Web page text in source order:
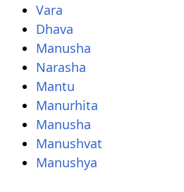
Vara
Dhava
Manusha
Narasha
Mantu
Manurhita
Manusha
Manushvat
Manushya